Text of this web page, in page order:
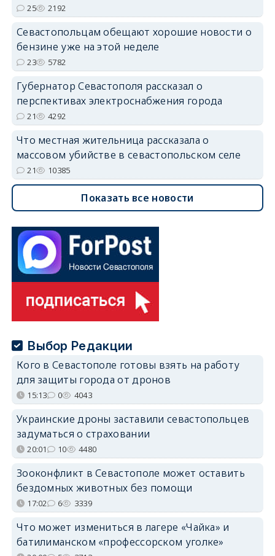
25 2192
Севастопольцам обещают хорошие новости о
бензине уже на этой неделе
23 5782
Губернатор Севастополя рассказал о
перспективах электроснабжения города
21 4292
Что местная жительница рассказала о
массовом убийстве в севастопольском селе
21 10385
Показать все новости
Выбор Редакции
Кого в Севастополе готовы взять на работу
для защиты города от дронов
15:13 0 4043
Украинские дроны заставили севастопольцев
задуматься о страховании
20:01 10 4480
Зооконфликт в Севастополе может оставить
бездомных животных без помощи
17:02 6 3339
Что может измениться в лагере «Чайка» и
батилиманском «профессорском уголке»